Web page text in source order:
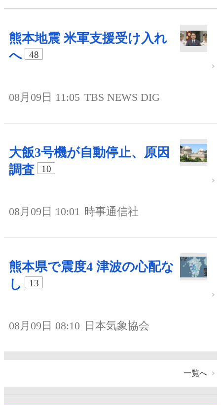
熊本地震 米軍支援受け入れ
へ
48
08月09日 11:05 TBS NEWS DIG
大飯3号機が自動停止、原因
調査
10
08月09日 10:01 時事通信社
熊本県で震度4 津波の心配な
し
13
08月09日 08:10 日本気象協会
一覧へ